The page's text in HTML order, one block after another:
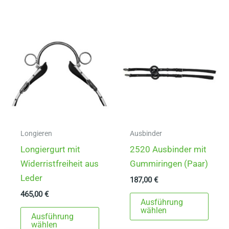
können
auf
der
Longieren
Longiergurt mit
Widerristfreiheit aus
Leder
465,00€
Ausführung
wählen
Dieses
Ausbinder
2520 Ausbinder mit
Gummiringen (Paar)
187,00€
Ausführung
wählen